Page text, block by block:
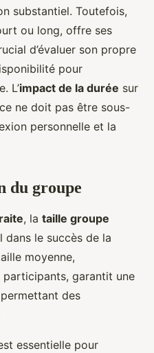
substantiel. Toutefois,
ou long, offre ses
d’évaluer son propre
pour
L’impact de la durée sur
ne doit pas être sous-
personnelle et la
du groupe
, la taille groupe
dans le succès de la
moyenne,
garantit une
des
essentielle pour